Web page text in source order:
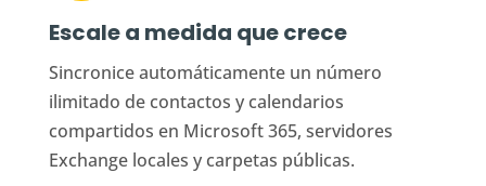
Escale a medida que crece
Sincronice automáticamente un número
ilimitado de contactos y calendarios
compartidos en Microsoft 365, servidores
Exchange locales y carpetas públicas.